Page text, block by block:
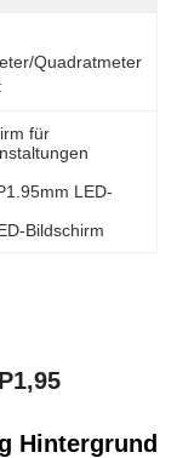
Quadratmeter
für
LED-
Bildschirm
P1,95
Hintergrund